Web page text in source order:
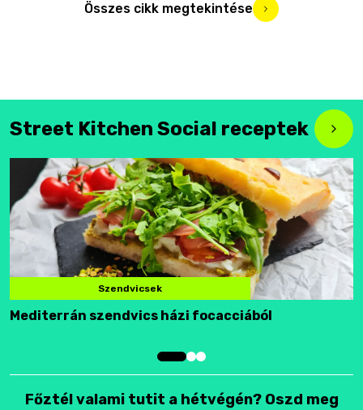
Összes cikk megtekintése
Street Kitchen Social receptek
Szendvicsek
Mediterrán szendvics házi focacciából
Főztél valami tutit a hétvégén? Oszd meg